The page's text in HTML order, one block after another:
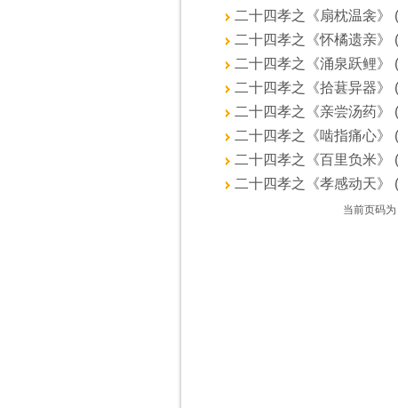
二十四孝之《扇枕温衾》
二十四孝之《怀橘遗亲》
二十四孝之《涌泉跃鲤》
二十四孝之《拾葚异器》
二十四孝之《亲尝汤药》
二十四孝之《啮指痛心》
二十四孝之《百里负米》
二十四孝之《孝感动天》
当前页码